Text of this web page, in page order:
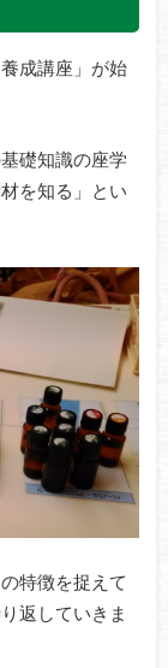
成講座」が始
礎知識の座学
を知る」とい
特徴を捉えて
返していきま